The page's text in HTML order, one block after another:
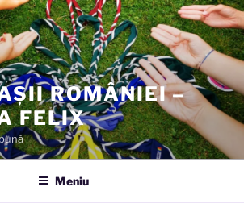
ROMÂNIEI –
FELIX
Meniu